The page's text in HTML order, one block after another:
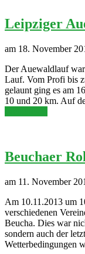
Leipziger
am 18. November
Der Auewaldlauf
Lauf. Vom Profi bis
gelaunt ging es am
10 und 20 km. Auf
Beuchaer
am 11. November
Am 10.11.2013 um
verschiedenen
Beucha. Dies war
sondern auch der
Wetterbedingungen